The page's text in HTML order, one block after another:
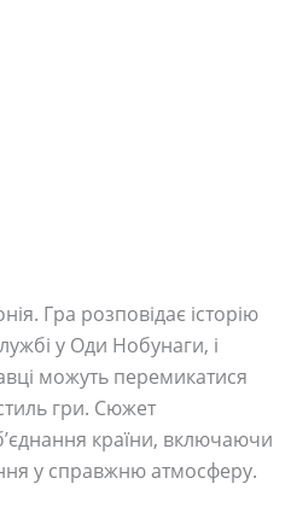
Гра розповідає історію
у Оди Нобунаги, і
можуть перемикатися
гри. Сюжет
країни, включаючи
у справжню атмосферу.